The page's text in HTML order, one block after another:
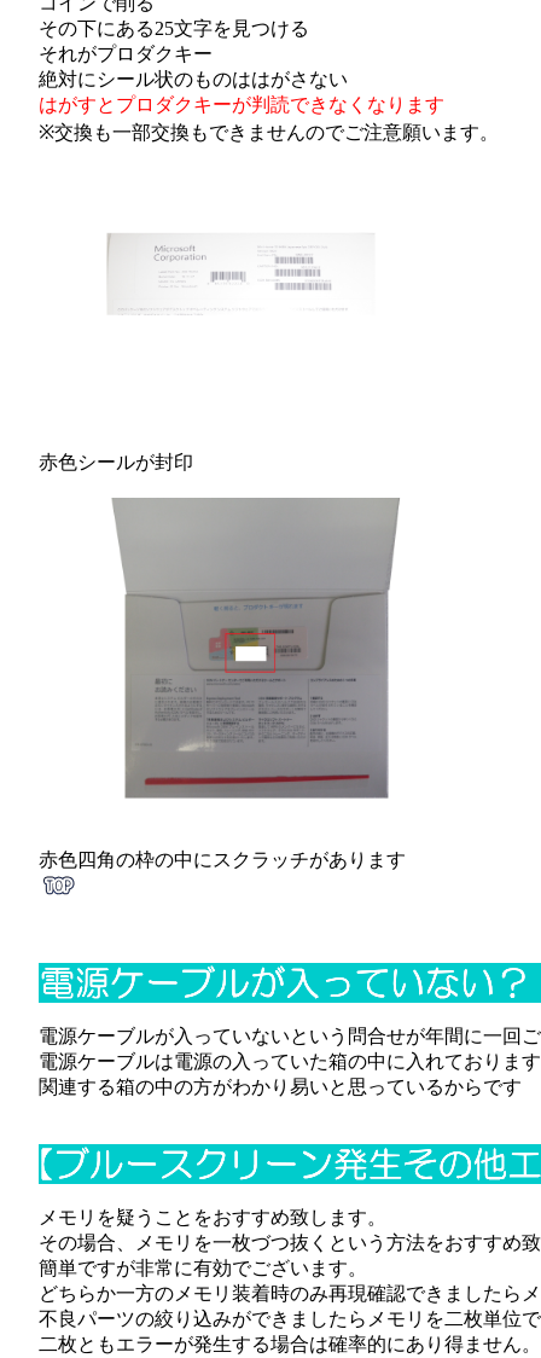
その下にある25文字を見つける
それがプロダクキー
絶対にシール状のものははがさない
はがすとプロダクキーが判読できなくなります
※交換も一部交換もできませんのでご注意願います。
赤色シールが封印
赤色四角の枠の中にスクラッチがあります
電源ケーブルが入っていないという問合せが年間に一回
電源ケーブルは電源の入っていた箱の中に入れております
関連する箱の中の方がわかり易いと思っているからです
メモリを疑うことをおすすめ致します。
その場合、メモリを一枚づつ抜くという方法をおすすめ
簡単ですが非常に有効でございます。
どちらか一方のメモリ装着時のみ再現確認できましたら
不良パーツの絞り込みができましたらメモリを二枚単位
二枚ともエラーが発生する場合は確率的にあり得ません。